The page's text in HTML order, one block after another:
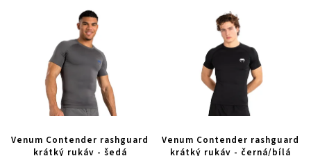
Venum Contender rashguard
krátký rukáv - šedá
Venum Contender rashguard
krátký rukáv - černá/bílá